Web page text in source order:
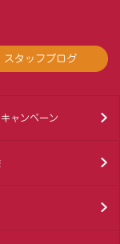
スタッフブログ
ャンペーン